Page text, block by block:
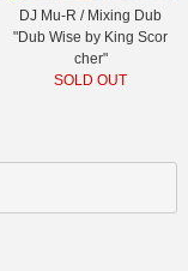
DJ Mu-R / Mixing Dub
"Dub Wise by King Scor
cher"
SOLD OUT